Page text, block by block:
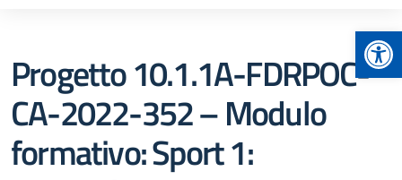
Progetto 10.1.1A-FDRPOC-
CA-2022-352 – Modulo
formativo: Sport 1: